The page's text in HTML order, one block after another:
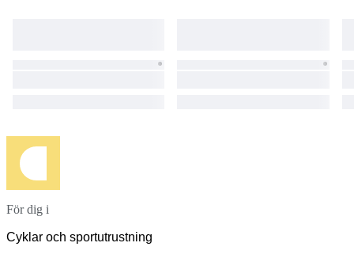
För dig i
Cyklar och sportutrustning